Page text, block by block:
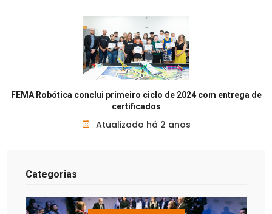
FEMA Robótica conclui primeiro ciclo de 2024 com entrega de
certificados
Atualizado há 2 anos
Categorias